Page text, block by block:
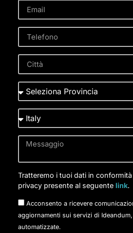
Tratteremo i tuoi dati in
privacy presente al seguente link.
Acconsento a ricevere
aggiornamenti sui servizi di
automatizzate.